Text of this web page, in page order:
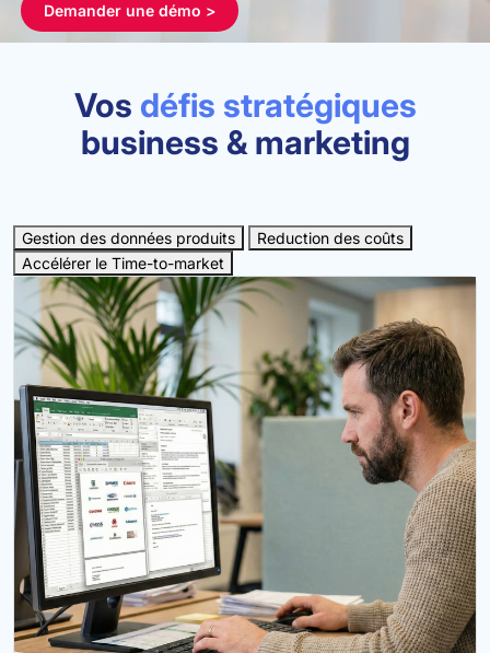
Demander une démo >
Vos défis stratégiques
business & marketing
Gestion des données produits
Reduction des coûts
Accélérer le Time-to-market